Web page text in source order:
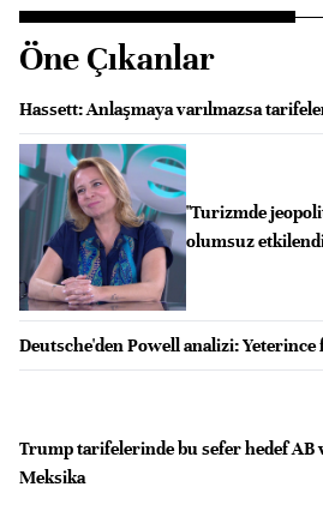
Öne Çıkanlar
Hassett: Anlaşmaya varılmazsa
"Turizmde
olumsuz
Deutsche'den Powell analizi:
Trump tarifelerinde bu sefer hedef AB
Meksika